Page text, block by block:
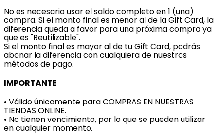
No es necesario usar el saldo completo en 1 (una)
compra. Si el monto final es menor al de la Gift Card, la
diferencia queda a favor para una próxima compra ya
que es "Reutilizable".
Si el monto final es mayor al de tu Gift Card, podrás
abonar la diferencia con cualquiera de nuestros
métodos de pago.
IMPORTANTE
• Válido únicamente para COMPRAS EN NUESTRAS
TIENDAS ONLINE.
• No tienen vencimiento, por lo que se pueden utilizar
en cualquier momento.